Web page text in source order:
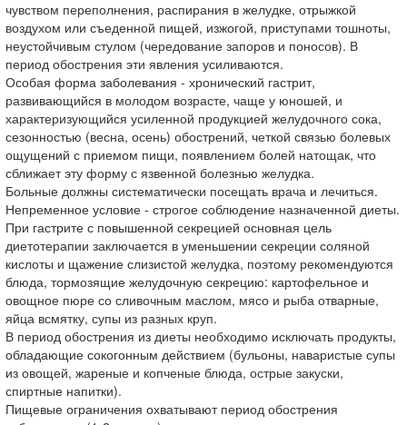
чувством переполнения, распирания в желудке, отрыжкой
воздухом или съеденной пищей, изжогой, приступами тошноты,
неустойчивым стулом (чередование запоров и поносов). В
период обострения эти явления усиливаются.
Особая форма заболевания - хронический гастрит,
развивающийся в молодом возрасте, чаще у юношей, и
характеризующийся усиленной продукцией желудочного сока,
сезонностью (весна, осень) обострений, четкой связью болевых
ощущений с приемом пищи, появлением болей натощак, что
сближает эту форму с язвенной болезнью желудка.
Больные должны систематически посещать врача и лечиться.
Непременное условие - строгое соблюдение назначенной диеты.
При гастрите с повышенной секрецией основная цель
диетотерапии заключается в уменьшении секреции соляной
кислоты и щажение слизистой желудка, поэтому рекомендуются
блюда, тормозящие желудочную секрецию: картофельное и
овощное пюре со сливочным маслом, мясо и рыба отварные,
яйца всмятку, супы из разных круп.
В период обострения из диеты необходимо исключать продукты,
обладающие сокогонным действием (бульоны, наваристые супы
из овощей, жареные и копченые блюда, острые закуски,
спиртные напитки).
Пищевые ограничения охватывают период обострения